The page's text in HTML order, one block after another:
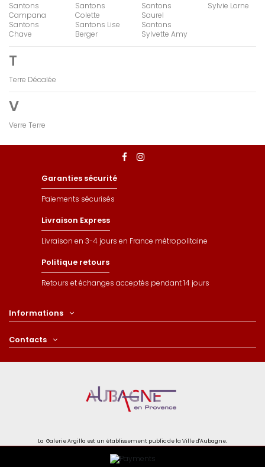
Santons
Campana
Santons
Chave
Santons
Colette
Santons Lise
Berger
Santons
Saurel
Santons
Sylvette Amy
Sylvie Lorne
T
Terre Décalée
V
Verre Terre
Garanties sécurité
Paiements sécurisés
Livraison Express
Livraison en 3-4 jours en France métropolitaine
Politique retours
Retours et échanges acceptés pendant 14 jours
Informations
Contacts
La Galerie Argilla est un établissement public de la Ville d'Aubagne.